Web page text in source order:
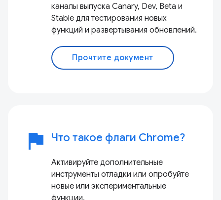
каналы выпуска Canary, Dev, Beta и
Stable для тестирования новых
функций и развертывания обновлений.
Прочтите документ
flag Что такое флаги Chrome?
Активируйте дополнительные
инструменты отладки или опробуйте
новые или экспериментальные
функции.